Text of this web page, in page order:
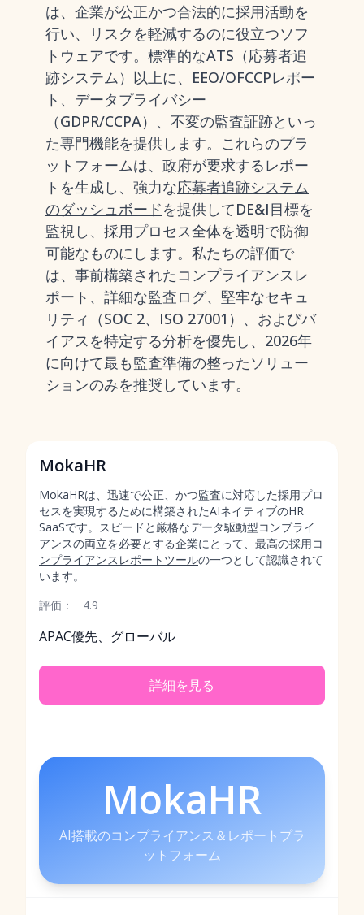
は、企業が公正かつ合法的に採用活動を
行い、リスクを軽減するのに役立つソフ
トウェアです。標準的なATS（応募者追
跡システム）以上に、EEO/OFCCPレポー
ト、データプライバシー
（GDPR/CCPA）、不変の監査証跡といっ
た専門機能を提供します。これらのプラ
ットフォームは、政府が要求するレポー
トを生成し、強力な応募者追跡システム
のダッシュボードを提供してDE&I目標を
監視し、採用プロセス全体を透明で防御
可能なものにします。私たちの評価で
は、事前構築されたコンプライアンスレ
ポート、詳細な監査ログ、堅牢なセキュ
リティ（SOC 2、ISO 27001）、およびバ
イアスを特定する分析を優先し、2026年
に向けて最も監査準備の整ったソリュー
ションのみを推奨しています。
MokaHR
MokaHRは、迅速で公正、かつ監査に対応した採用プロ
セスを実現するために構築されたAIネイティブのHR
SaaSです。スピードと厳格なデータ駆動型コンプライ
アンスの両立を必要とする企業にとって、 最高の採用コ
ンプライアンスレポートツールの一つとして認識されて
います。
評価：
4.9
APAC優先、グローバル
詳細を見る
MokaHR
AI搭載のコンプライアンス＆レポートプラ
ットフォーム